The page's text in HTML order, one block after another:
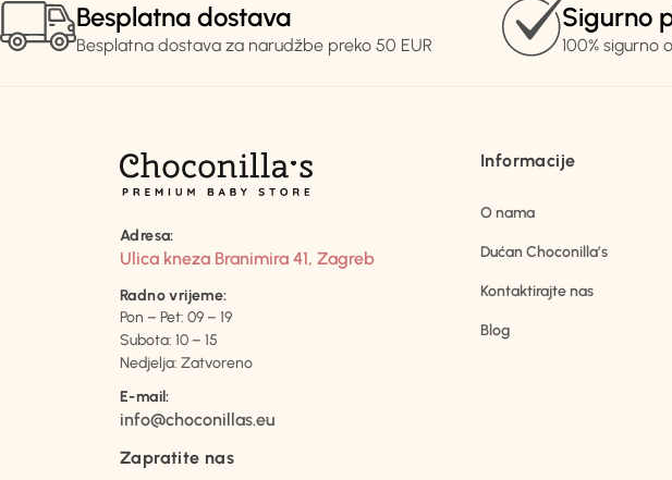
Besplatna dostava
Besplatna dostava za narudžbe preko 50 EUR
Sigurno
100% sigurno
Adresa:
Ulica kneza Branimira 41, Zagreb
Radno vrijeme:
Pon – Pet: 09 – 19
Subota: 10 – 15
Nedjelja: Zatvoreno
E-mail:
info@choconillas.eu
Zapratite nas
Informacije
O nama
Dućan Choconilla’s
Kontaktirajte nas
Blog